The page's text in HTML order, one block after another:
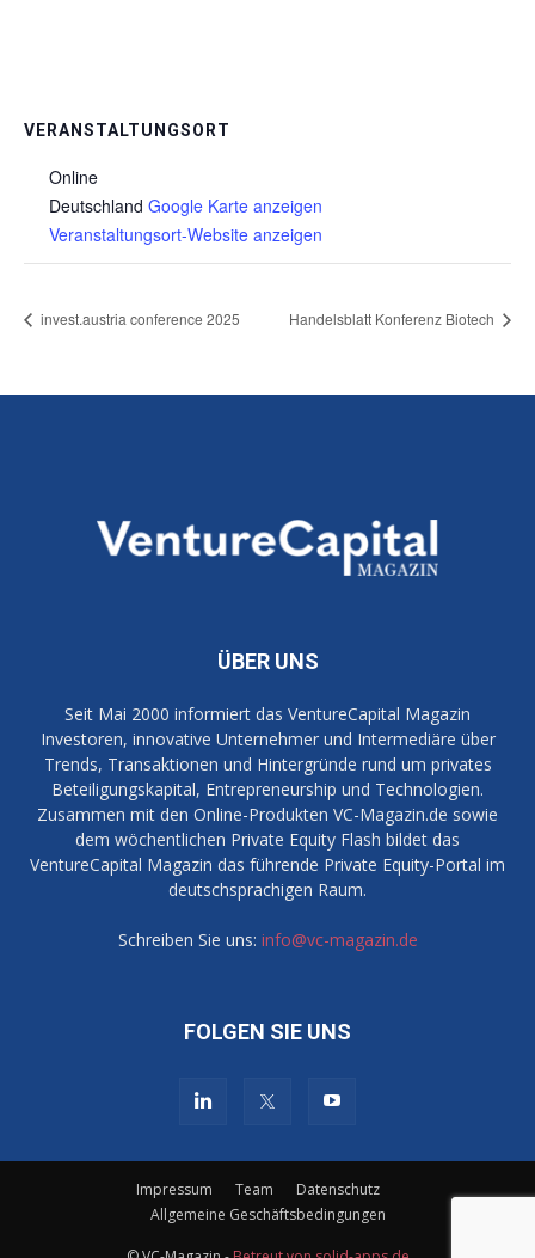
VERANSTALTUNGSORT
Online
Deutschland Google Karte anzeigen
Veranstaltungsort-Website anzeigen
invest.austria conference 2025 Handelsblatt Konferenz Biotech
ÜBER UNS
Seit Mai 2000 informiert das VentureCapital Magazin
Investoren, innovative Unternehmer und Intermediäre über
Trends, Transaktionen und Hintergründe rund um privates
Beteiligungskapital, Entrepreneurship und Technologien.
Zusammen mit den Online-Produkten VC-Magazin.de sowie
dem wöchentlichen Private Equity Flash bildet das
VentureCapital Magazin das führende Private Equity-Portal im
deutschsprachigen Raum.
Schreiben Sie uns: info@vc-magazin.de
FOLGEN SIE UNS
Impressum Team
Datenschutz
Allgemeine Geschäftsbedingungen